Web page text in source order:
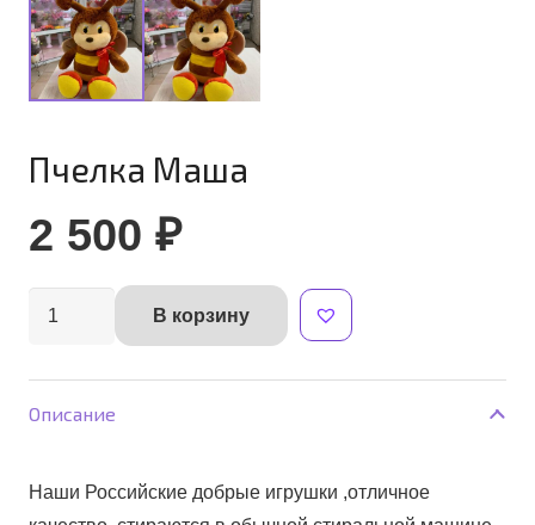
Пчелка Маша
2 500 ₽
Количество
В корзину
Alternative:
Описание
Наши Российские добрые игрушки ,отличное